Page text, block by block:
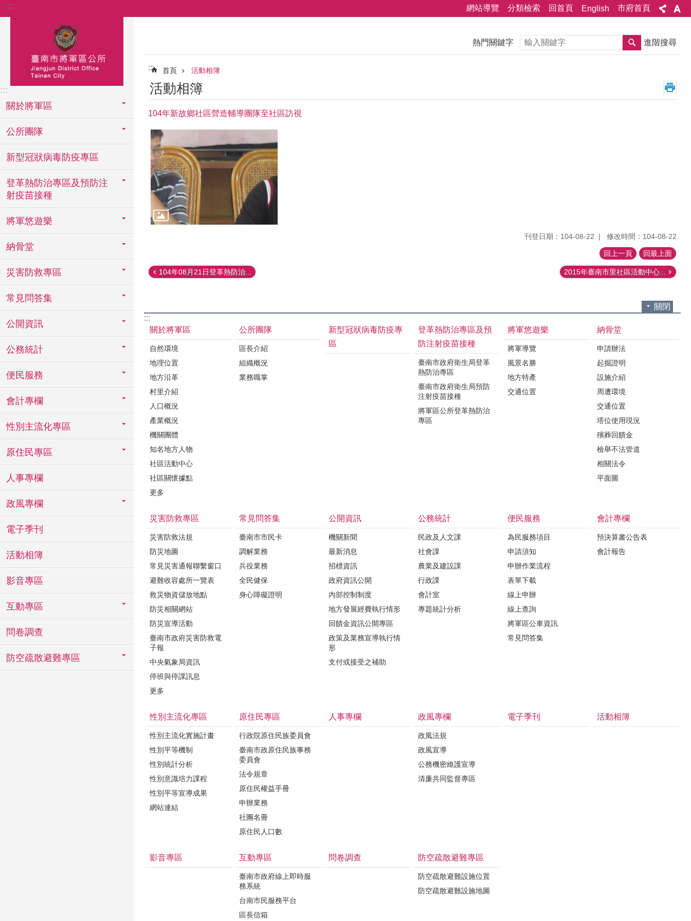
跳到主要內容區塊
::: 網站導覽 分類檢索 回首頁 English 市府首頁
:::
關於將軍區
公所團隊
新型冠狀病毒防疫專區
登革熱防治專區及預防注
射疫苗接種
將軍悠遊樂
納骨堂
災害防救專區
常見問答集
公開資訊
公務統計
便民服務
會計專欄
性別主流化專區
原住民專區
人事專欄
政風專欄
電子季刊
活動相簿
影音專區
互動專區
問卷調查
防空疏散避難專區
熱門關鍵字 搜尋 進階搜尋
::: 首頁 活動相簿
活動相簿
104年新故鄉社區營造輔導團隊至社區訪視
刊登日期：104-08-22 修改時間：104-08-22
回上一頁 回最上面
104年08月21日登革熱防治... 2015年臺南市里社區活動中心...
關閉
:::
關於將軍區
自然環境
地理位置
地方沿革
村里介紹
人口概況
產業概況
機關團體
知名地方人物
社區活動中心
社區關懷據點
更多
公所團隊
區長介紹
組織概況
業務職掌
新型冠狀病毒防疫專
區
登革熱防治專區及預
防注射疫苗接種
臺南市政府衛生局登革
熱防治專區
臺南市政府衛生局預防
注射疫苗接種
將軍區公所登革熱防治
專區
將軍悠遊樂
將軍導覽
風景名勝
地方特產
交通位置
納骨堂
申請辦法
起掘證明
設施介紹
周遭環境
交通位置
塔位使用現況
殯葬回饋金
檢舉不法管道
相關法令
平面圖
災害防救專區
災害防救法規
防災地圖
常見災害通報聯繫窗口
避難收容處所一覽表
救災物資儲放地點
防災相關網站
防災宣導活動
臺南市政府災害防救電
子報
中央氣象局資訊
停班與停課訊息
更多
常見問答集
臺南市市民卡
調解業務
兵役業務
全民健保
身心障礙證明
公開資訊
機關新聞
最新消息
招標資訊
政府資訊公開
內部控制制度
地方發展經費執行情形
回饋金資訊公開專區
政策及業務宣導執行情
形
支付或接受之補助
公務統計
民政及人文課
社會課
農業及建設課
行政課
會計室
專題統計分析
便民服務
為民服務項目
申請須知
申辦作業流程
表單下載
線上申辦
線上查詢
將軍區公車資訊
常見問答集
會計專欄
預決算書公告表
會計報告
性別主流化專區
性別主流化實施計畫
性別平等機制
性別統計分析
性別意識培力課程
性別平等宣導成果
網站連結
原住民專區
行政院原住民族委員會
臺南市政原住民族事務
委員會
法令規章
原住民權益手冊
申辦業務
社團名冊
原住民人口數
人事專欄 政風專欄
政風法規
政風宣導
公務機密維護宣導
清廉共同監督專區
電子季刊 活動相簿
影音專區 互動專區
臺南市政府線上即時服
務系統
台南市民服務平台
區長信箱
問卷調查 防空疏散避難專區
防空疏散避難設施位置
防空疏散避難設施地圖